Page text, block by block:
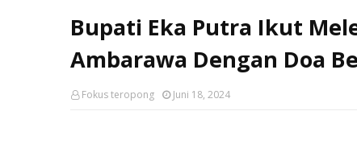
Bupati Eka Putra Ikut
Ambarawa Dengan Doa
Fokus teropong Juni 18, 2024